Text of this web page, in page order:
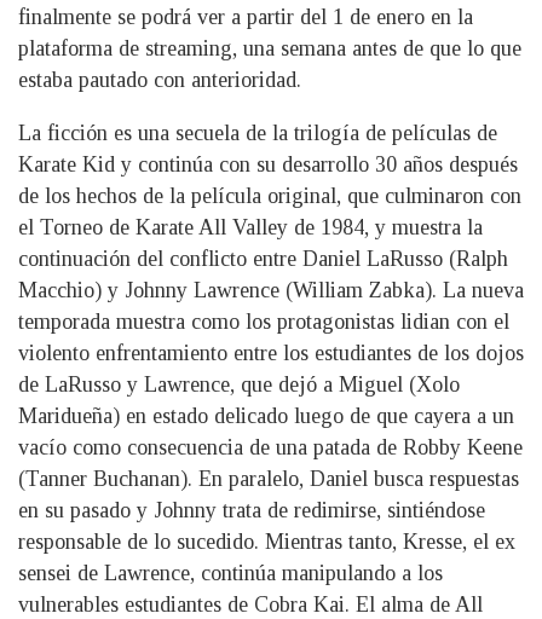
finalmente se podrá ver a partir del 1 de enero en la
plataforma de streaming, una semana antes de que lo que
estaba pautado con anterioridad.
La ficción es una secuela de la trilogía de películas de
Karate Kid y continúa con su desarrollo 30 años después
de los hechos de la película original, que culminaron con
el Torneo de Karate All Valley de 1984, y muestra la
continuación del conflicto entre Daniel LaRusso (Ralph
Macchio) y Johnny Lawrence (William Zabka). La nueva
temporada muestra como los protagonistas lidian con el
violento enfrentamiento entre los estudiantes de los dojos
de LaRusso y Lawrence, que dejó a Miguel (Xolo
Maridueña) en estado delicado luego de que cayera a un
vacío como consecuencia de una patada de Robby Keene
(Tanner Buchanan). En paralelo, Daniel busca respuestas
en su pasado y Johnny trata de redimirse, sintiéndose
responsable de lo sucedido. Mientras tanto, Kresse, el ex
sensei de Lawrence, continúa manipulando a los
vulnerables estudiantes de Cobra Kai. El alma de All